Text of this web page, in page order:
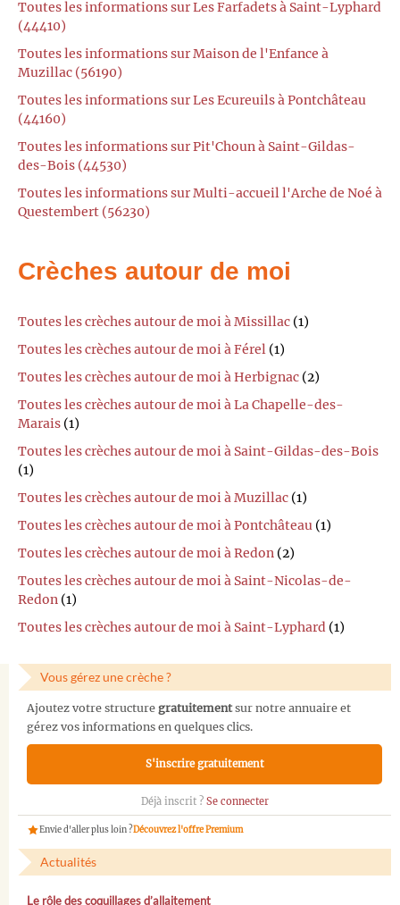
Toutes les informations sur Les Farfadets à Saint-Lyphard
(44410)
Toutes les informations sur Maison de l'Enfance à
Muzillac (56190)
Toutes les informations sur Les Ecureuils à Pontchâteau
(44160)
Toutes les informations sur Pit'Choun à Saint-Gildas-
des-Bois (44530)
Toutes les informations sur Multi-accueil l'Arche de Noé à
Questembert (56230)
Crèches autour de moi
Toutes les crèches autour de moi à Missillac (1)
Toutes les crèches autour de moi à Férel (1)
Toutes les crèches autour de moi à Herbignac (2)
Toutes les crèches autour de moi à La Chapelle-des-
Marais (1)
Toutes les crèches autour de moi à Saint-Gildas-des-Bois
(1)
Toutes les crèches autour de moi à Muzillac (1)
Toutes les crèches autour de moi à Pontchâteau (1)
Toutes les crèches autour de moi à Redon (2)
Toutes les crèches autour de moi à Saint-Nicolas-de-
Redon (1)
Toutes les crèches autour de moi à Saint-Lyphard (1)
Vous gérez une crèche ?
Ajoutez votre structure gratuitementsur notre annuaire et
gérez vos informations en quelques clics.
S'inscrire gratuitement
Déjà inscrit ? Se connecter
Envie d'aller plus loin ?Découvrez l'offre Premium
Actualités
Le rôle des coquillages d’allaitement